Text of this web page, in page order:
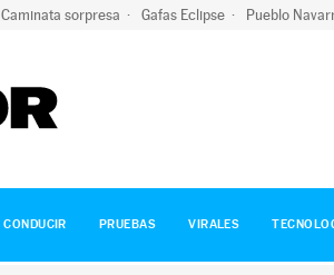
Caminata sorpresa Gafas Eclipse Pueblo
CONDUCIR PRUEBAS VIRALES